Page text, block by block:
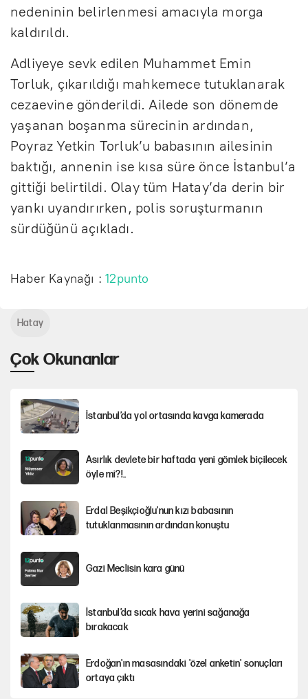
nedeninin belirlenmesi amacıyla morga
kaldırıldı.
Adliyeye sevk edilen Muhammet Emin
Torluk, çıkarıldığı mahkemece tutuklanarak
cezaevine gönderildi. Ailede son dönemde
yaşanan boşanma sürecinin ardından,
Poyraz Yetkin Torluk’u babasının ailesinin
baktığı, annenin ise kısa süre önce İstanbul’a
gittiği belirtildi. Olay tüm Hatay’da derin bir
yankı uyandırırken, polis soruşturmanın
sürdüğünü açıkladı.
Haber Kaynağı :12punto
Çok Okunanlar
İstanbul’da yol ortasında kavga kamerada
Asırlık devlete bir haftada yeni gömlek biçilecek
öyle mi?!..
Erdal Beşikçioğlu'nun kızı babasının
tutuklanmasının ardından konuştu
Gazi Meclisin kara günü
İstanbul’da sıcak hava yerini sağanağa
bırakacak
Erdoğan'ın masasındaki 'özel anketin' sonuçları
ortaya çıktı
Hatay